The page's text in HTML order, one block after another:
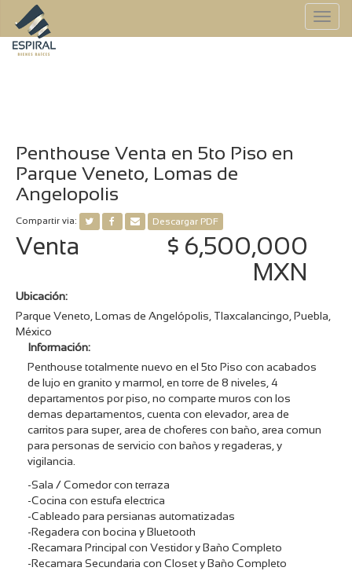
Penthouse Venta en 5to Piso en
Parque Veneto, Lomas de
Angelopolis
Compartir via: Descargar PDF
Venta
$ 6,500,000
MXN
Ubicación:
Parque Veneto, Lomas de Angelópolis, Tlaxcalancingo, Puebla,
México
Información:
Penthouse totalmente nuevo en el 5to Piso con acabados
de lujo en granito y marmol, en torre de 8 niveles, 4
departamentos por piso, no comparte muros con los
demas departamentos, cuenta con elevador, area de
carritos para super, area de choferes con baño, area comun
para personas de servicio con baños y regaderas, y
vigilancia.
-Sala / Comedor con terraza
-Cocina con estufa electrica
-Cableado para persianas automatizadas
-Regadera con bocina y Bluetooth
-Recamara Principal con Vestidor y Baño Completo
-Recamara Secundaria con Closet y Baño Completo